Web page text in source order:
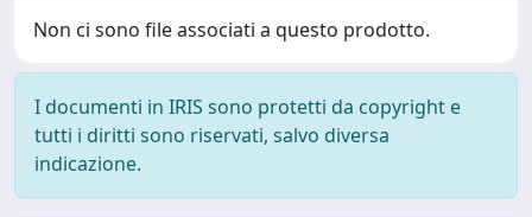
Non ci sono file associati a questo prodotto.
I documenti in IRIS sono protetti da copyright e
tutti i diritti sono riservati, salvo diversa
indicazione.